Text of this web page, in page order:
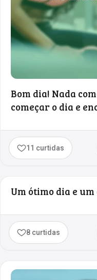
Bom dia! Nada
começar o dia e
11 curtidas
Um ótimo dia e
8 curtidas